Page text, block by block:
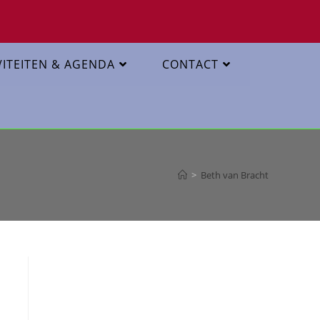
& AGENDA CONTACT
> Beth van Bracht